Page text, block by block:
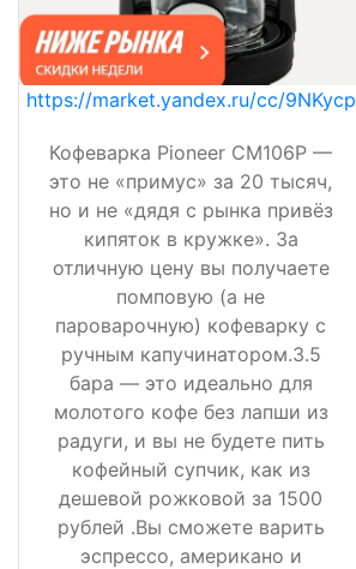
https://market.yandex.ru/cc/9NKycp
Кофеварка Pioneer CM106P —
это не «примус» за 20 тысяч,
но и не «дядя с рынка привёз
кипяток в кружке». За
отличную цену вы получаете
помповую (а не
пароварочную) кофеварку с
ручным капучинатором.3.5
бара — это идеально для
молотого кофе без лапши из
радуги, и вы не будете пить
кофейный супчик, как из
дешевой рожковой за 1500
рублей .Вы сможете варить
эспрессо, американо и